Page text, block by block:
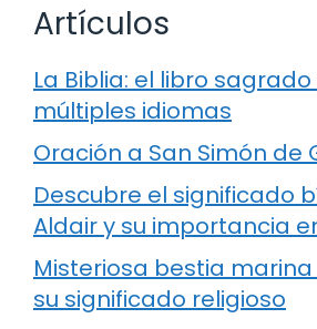
Artículos
La Biblia: el libro
múltiples idiomas
Oración a San Simón de
Descubre el significado
Aldair y su importancia
Misteriosa bestia marina
su significado religioso